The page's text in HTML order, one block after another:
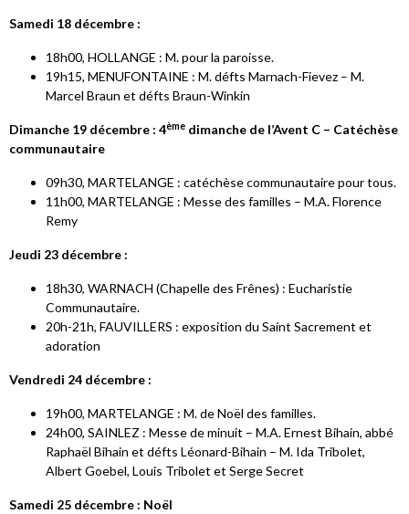
Samedi 18 décembre :
18h00, HOLLANGE : M. pour la paroisse.
19h15, MENUFONTAINE : M. défts Marnach-Fievez – M.
Marcel Braun et défts Braun-Winkin
Dimanche 19 décembre : 4ème dimanche de l’Avent C – Catéchèse
communautaire
09h30, MARTELANGE : catéchèse communautaire pour tous.
11h00, MARTELANGE : Messe des familles – M.A. Florence
Remy
Jeudi 23 décembre :
18h30, WARNACH (Chapelle des Frênes) : Eucharistie
Communautaire.
20h-21h, FAUVILLERS : exposition du Saint Sacrement et
adoration
Vendredi 24 décembre :
19h00, MARTELANGE : M. de Noël des familles.
24h00, SAINLEZ : Messe de minuit – M.A. Ernest Bihain, abbé
Raphaël Bihain et défts Léonard-Bihain – M. Ida Tribolet,
Albert Goebel, Louis Tribolet et Serge Secret
Samedi 25 décembre : Noël